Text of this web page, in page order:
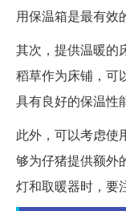
用保温箱是最有效
其次，提供温暖的
稻草作为床铺，可
具有良好的保温性
此外，可以考虑使
够为仔猪提供额外
灯和取暖器时，要